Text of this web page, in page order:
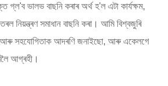
গ্ল'ব ভালভ বাছনি কৰাৰ অৰ্থ হ'ল এটা কাৰ্যক্ষম,
নিয়ন্ত্ৰণ সমাধান বাছনি কৰা। আমি বিশ্বজুৰি
আৰু সহযোগিতাক আদৰণি জনাইছো, আৰু একেলগে
আগ্ৰহী।